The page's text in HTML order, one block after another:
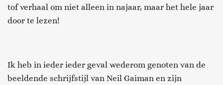
tof verhaal om niet alleen in najaar, maar het hele jaar
door te lezen!
Ik heb in ieder ieder geval wederom genoten van de
beeldende schrijfstijl van Neil Gaiman en zijn